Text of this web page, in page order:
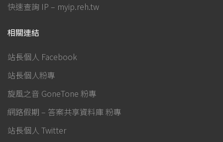
快速查詢 IP – myip.reh.tw
相關連結
站長個人 Facebook
站長個人粉專
旋風之音 GoneTone 粉專
網路假期 – 答案共享資料庫 粉專
站長個人 Twitter